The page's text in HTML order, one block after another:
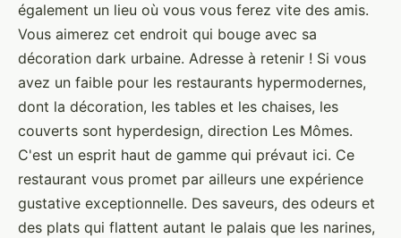
également un lieu où vous vous ferez vite des amis.
Vous aimerez cet endroit qui bouge avec sa
décoration dark urbaine. Adresse à retenir ! Si vous
avez un faible pour les restaurants hypermodernes,
dont la décoration, les tables et les chaises, les
couverts sont hyperdesign, direction Les Mômes.
C'est un esprit haut de gamme qui prévaut ici. Ce
restaurant vous promet par ailleurs une expérience
gustative exceptionnelle. Des saveurs, des odeurs et
des plats qui flattent autant le palais que les narines,